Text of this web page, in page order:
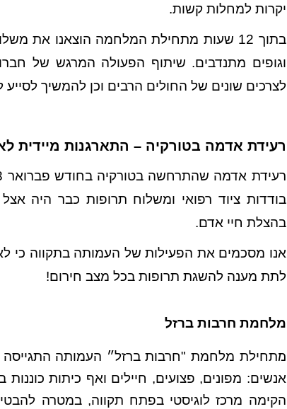
יקרות למחלות קשות.
בתוך 12 שעות מתחילת המלחמה הוצאנו
וגופים מתנדבים. שיתוף הפעולה המרגש של
לצרכים שונים של החולים הרבים וכן להמשיך לסייע
רעידת אדמה בטורקיה – התארגנות מיידית
בודדות ציוד רפואי ומשלוח תרופות כבר היה
בהצלת חיי אדם.
אנו מסכמים את הפעילות של העמותה בתקווה כי
לתת מענה להשגת תרופות בכל מצב חירום!
מלחמת חרבות ברזל
מתחילת מלחמת "חרבות ברזל״ העמותה התגייסה
הקימה מרכז לוגיסטי בפתח תקווה, במטרה